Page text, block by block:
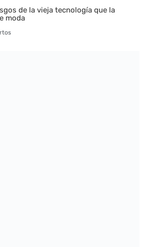
de la vieja tecnología que la
moda